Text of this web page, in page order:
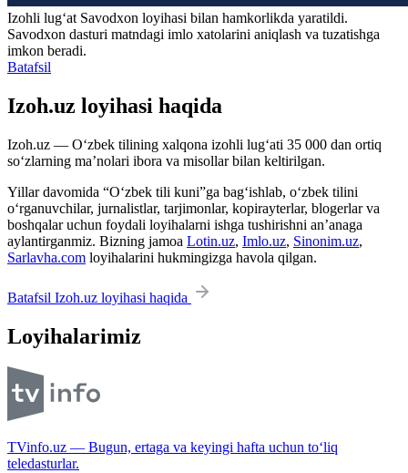
Izohli lugʻat Savodxon loyihasi bilan hamkorlikda yaratildi.
Savodxon dasturi matndagi imlo xatolarini aniqlash va tuzatishga
imkon beradi.
Batafsil
Izoh.uz loyihasi haqida
Izoh.uz — O‘zbek tilining xalqona izohli lug‘ati 35 000 dan ortiq
so‘zlarning ma’nolari ibora va misollar bilan keltirilgan.
Yillar davomida “O‘zbek tili kuni”ga bag‘ishlab, o‘zbek tilini
o‘rganuvchilar, jurnalistlar, tarjimonlar, kopirayterlar, blogerlar va
boshqalar uchun foydali loyihalarni ishga tushirishni an’anaga
aylantirganmiz. Bizning jamoa Lotin.uz, Imlo.uz, Sinonim.uz,
Sarlavha.com loyihalarini hukmingizga havola qilgan.
Batafsil Izoh.uz loyihasi haqida
Loyihalarimiz
TVinfo.uz — Bugun, ertaga va keyingi hafta uchun to‘liq
teledasturlar.